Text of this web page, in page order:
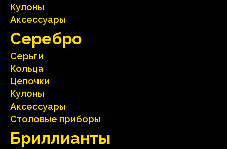
Кулоны
Аксесcуары
Серебрo
Серьги
Кольца
Цепочки
Кулоны
Аксесcуары
Столовые приборы
Бриллианты